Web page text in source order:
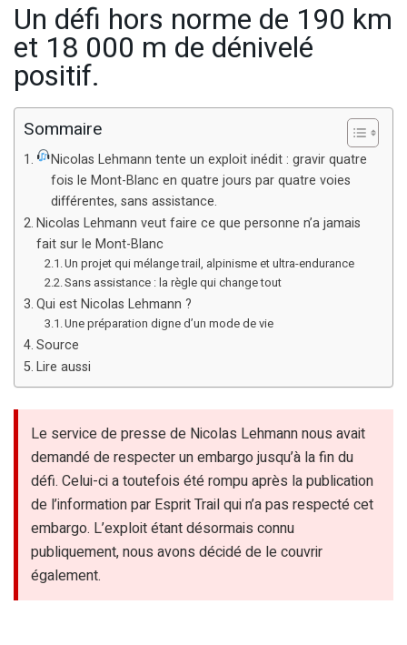
Un défi hors norme de 190 km
et 18 000 m de dénivelé
positif.
Sommaire
Nicolas Lehmann tente un exploit inédit : gravir quatre
fois le Mont-Blanc en quatre jours par quatre voies
différentes, sans assistance.
Nicolas Lehmann veut faire ce que personne n’a jamais
fait sur le Mont-Blanc
Un projet qui mélange trail, alpinisme et ultra-endurance
Sans assistance : la règle qui change tout
Qui est Nicolas Lehmann ?
Une préparation digne d’un mode de vie
Source
Lire aussi
Le service de presse de Nicolas Lehmann nous avait
demandé de respecter un embargo jusqu’à la fin du
défi. Celui-ci a toutefois été rompu après la publication
de l’information par Esprit Trail qui n’a pas respecté cet
embargo. L’exploit étant désormais connu
publiquement, nous avons décidé de le couvrir
également.